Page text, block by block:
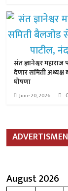
संत ज्ञानेश्वर
देणार समिती अध्यक्ष
घोषणा
June 20, 2026
August 2026